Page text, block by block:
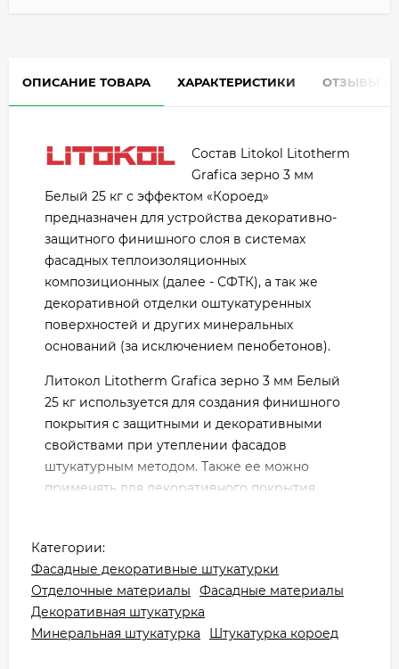
ОПИСАНИЕ ТОВАРА ХАРАКТЕРИСТИКИ ОТЗЫВЫ
Состав Litokol Litotherm
Grafica зерно 3 мм
Белый 25 кг с эффектом «Короед»
предназначен для устройства декоративно-
защитного финишного слоя в системах
фасадных теплоизоляционных
композиционных (далее - СФТК), а так же
декоративной отделки оштукатуренных
поверхностей и других минеральных
оснований (за исключением пенобетонов).
Литокол Litotherm Grafica зерно 3 мм Белый
25 кг используется для создания финишного
покрытия с защитными и декоративными
свойствами при утеплении фасадов
штукатурным методом. Также ее можно
применять для декоративного покрытия
основанием, исключая все виды пенобетонов.
Преимущества штукатурки
«Короед» Литокол Litotherm
Grafica зерно 3 мм Белый 25 кг:
Категории:
Фасадные декоративные штукатурки
Отделочные материалы
Фасадные материалы
Декоративная штукатурка
Минеральная штукатурка
Штукатурка короед